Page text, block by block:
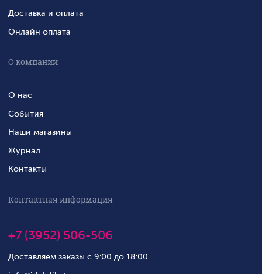
Доставка и оплата
Онлайн оплата
О компании
О нас
События
Наши магазины
Журнал
Контакты
Контактная информация
+7 (3952) 506-506
Доставляем заказы с 9:00 до 18:00